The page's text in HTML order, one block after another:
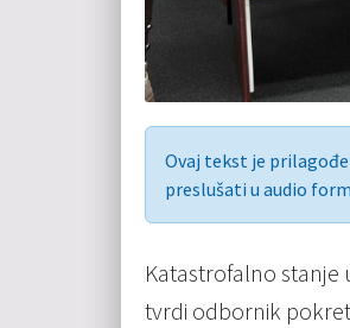
Ovaj tekst je
preslušati u audio
Katastrofalno stanje
tvrdi odbornik